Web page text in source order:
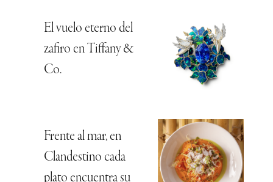
El vuelo eterno del
zafiro en Tiffany &
Co.
Frente al mar, en
Clandestino cada
plato encuentra su